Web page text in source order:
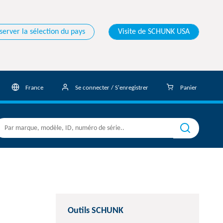
la sélection du pays Visite de SCHUNK USA
France Se connecter / S'enregistrer Panier
Outils SCHUNK